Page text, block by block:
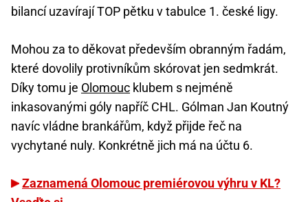
bilancí uzavírají TOP pětku v tabulce 1. české ligy.
Mohou za to děkovat především obranným řadám,
které dovolily protivníkům skórovat jen sedmkrát.
Díky tomu je Olomouc klubem s nejméně
inkasovanými góly napříč CHL. Gólman Jan Koutný
navíc vládne brankářům, když přijde řeč na
vychytané nuly. Konkrétně jich má na účtu 6.
Zaznamená Olomouc premiérovou výhru v KL?